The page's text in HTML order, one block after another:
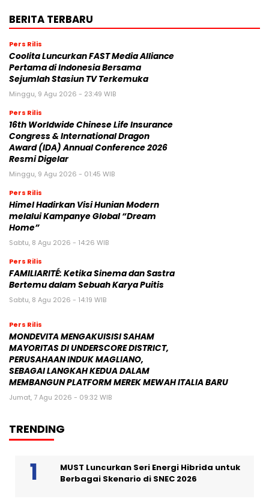
BERITA TERBARU
Pers Rilis
Coolita Luncurkan FAST Media Alliance
Pertama di Indonesia Bersama
Sejumlah Stasiun TV Terkemuka
Minggu, 9 Agu 2026 - 23:49 WIB
Pers Rilis
16th Worldwide Chinese Life Insurance
Congress & International Dragon
Award (IDA) Annual Conference 2026
Resmi Digelar
Minggu, 9 Agu 2026 - 01:45 WIB
Pers Rilis
Himel Hadirkan Visi Hunian Modern
melalui Kampanye Global “Dream
Home”
Sabtu, 8 Agu 2026 - 14:26 WIB
Pers Rilis
FAMILIARITÉ: Ketika Sinema dan Sastra
Bertemu dalam Sebuah Karya Puitis
Sabtu, 8 Agu 2026 - 14:19 WIB
Pers Rilis
MONDEVITA MENGAKUISISI SAHAM
MAYORITAS DI UNDERSCORE DISTRICT,
PERUSAHAAN INDUK MAGLIANO,
SEBAGAI LANGKAH KEDUA DALAM
MEMBANGUN PLATFORM MEREK MEWAH ITALIA BARU
Jumat, 7 Agu 2026 - 09:32 WIB
TRENDING
MUST Luncurkan Seri Energi Hibrida untuk
Berbagai Skenario di SNEC 2026